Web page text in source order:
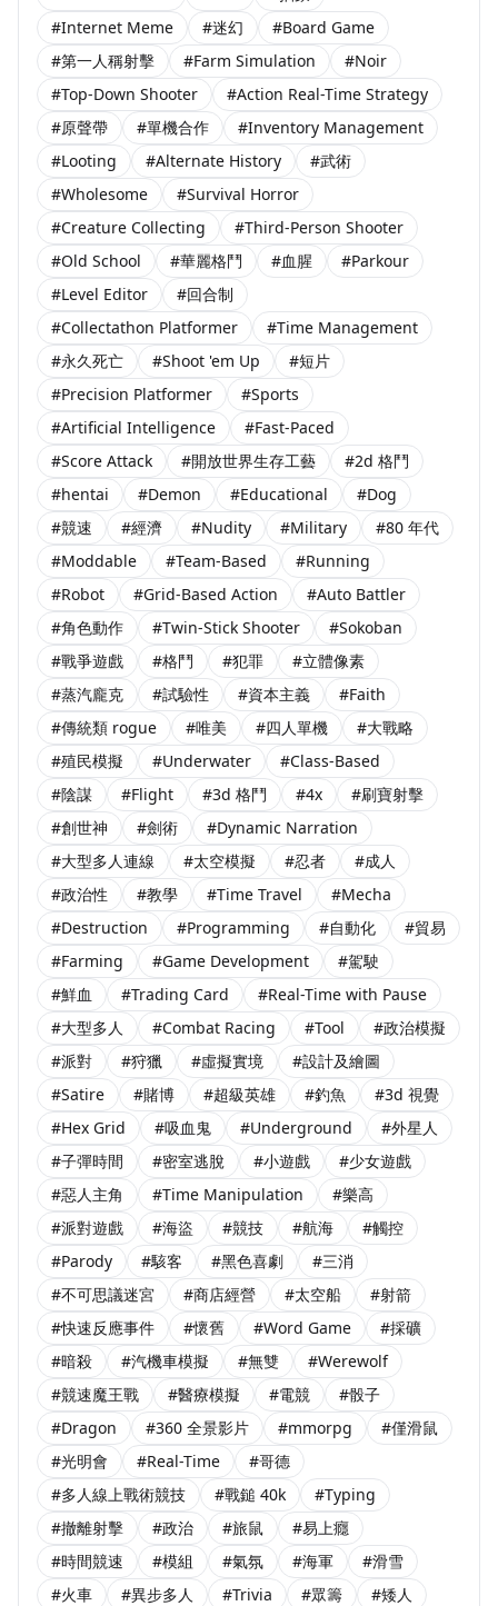
#Internet Meme
#迷幻
#Board Game
#第一人稱射擊
#Farm Simulation
#Noir
#Top-Down Shooter
#Action Real-Time Strategy
#原聲帶
#單機合作
#Inventory Management
#Looting
#Alternate History
#武術
#Wholesome
#Survival Horror
#Creature Collecting
#Third-Person Shooter
#Old School
#華麗格鬥 #血腥
#Parkour
#Level Editor
#回合制
#Collectathon Platformer
#Time Management
#永久死亡
#Shoot 'em Up
#短片
#Precision Platformer
#Sports
#Artificial Intelligence
#Fast-Paced
#Score Attack
#開放世界生存工藝
#2d 格鬥
#hentai
#Demon #Educational
#Dog
#競速
#經濟 #Nudity #Military
#80 年代
#Moddable
#Team-Based
#Running
#Robot
#Grid-Based Action
#Auto Battler
#角色動作
#Twin-Stick Shooter
#Sokoban
#戰爭遊戲
#格鬥 #犯罪
#立體像素
#蒸汽龐克
#試驗性 #資本主義
#Faith
#傳統類 rogue
#唯美 #四人單機
#大戰略
#殖民模擬
#Underwater
#Class-Based
#陰謀
#Flight #3d 格鬥 #4x
#刷寶射擊
#創世神
#劍術
#Dynamic Narration
#大型多人連線
#太空模擬 #忍者
#成人
#政治性
#教學 #Time Travel
#Mecha
#Destruction
#Programming #自動化
#貿易
#Farming
#Game Development
#駕駛
#鮮血
#Trading Card
#Real-Time with Pause
#大型多人
#Combat Racing #Tool
#政治模擬
#派對
#狩獵 #虛擬實境
#設計及繪圖
#Satire
#賭博 #超級英雄 #釣魚
#3d 視覺
#Hex Grid
#吸血鬼 #Underground
#外星人
#子彈時間
#密室逃脫 #小遊戲
#少女遊戲
#惡人主角
#Time Manipulation
#樂高
#派對遊戲
#海盜 #競技 #航海
#觸控
#Parody
#駭客 #黑色喜劇
#三消
#不可思議迷宮
#商店經營 #太空船
#射箭
#快速反應事件
#懷舊 #Word Game
#採礦
#暗殺
#汽機車模擬 #無雙
#Werewolf
#競速魔王戰
#醫療模擬 #電競
#骰子
#Dragon
#360 全景影片 #mmorpg
#僅滑鼠
#光明會
#Real-Time
#哥德
#多人線上戰術競技
#戰鎚 40k
#Typing
#撤離射擊
#政治 #旅鼠
#易上癮
#時間競速
#模組 #氣氛 #海軍
#滑雪
#火車
#異步多人 #Trivia #眾籌
#矮人